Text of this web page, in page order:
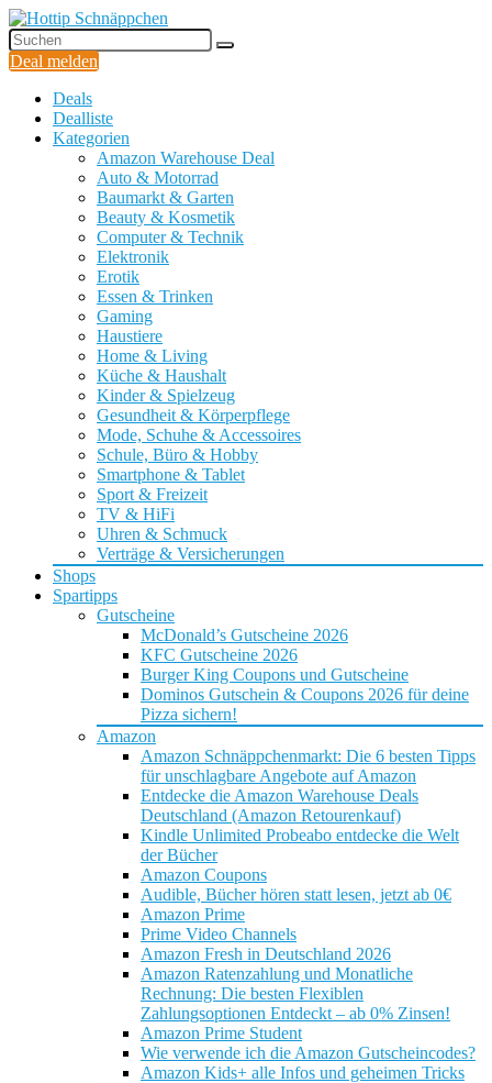
Deal melden
Deals
Dealliste
Kategorien
Amazon Warehouse Deal
Auto & Motorrad
Baumarkt & Garten
Beauty & Kosmetik
Computer & Technik
Elektronik
Erotik
Essen & Trinken
Gaming
Haustiere
Home & Living
Küche & Haushalt
Kinder & Spielzeug
Gesundheit & Körperpflege
Mode, Schuhe & Accessoires
Schule, Büro & Hobby
Smartphone & Tablet
Sport & Freizeit
TV & HiFi
Uhren & Schmuck
Verträge & Versicherungen
Shops
Spartipps
Gutscheine
McDonald’s Gutscheine 2026
KFC Gutscheine 2026
Burger King Coupons und Gutscheine
Dominos Gutschein & Coupons 2026 für deine
Pizza sichern!
Amazon
Amazon Schnäppchenmarkt: Die 6 besten Tipps
für unschlagbare Angebote auf Amazon
Entdecke die Amazon Warehouse Deals
Deutschland (Amazon Retourenkauf)
Kindle Unlimited Probeabo entdecke die Welt
der Bücher
Amazon Coupons
Audible, Bücher hören statt lesen, jetzt ab 0€
Amazon Prime
Prime Video Channels
Amazon Fresh in Deutschland 2026
Amazon Ratenzahlung und Monatliche
Rechnung: Die besten Flexiblen
Zahlungsoptionen Entdeckt – ab 0% Zinsen!
Amazon Prime Student
Wie verwende ich die Amazon Gutscheincodes?
Amazon Kids+ alle Infos und geheimen Tricks